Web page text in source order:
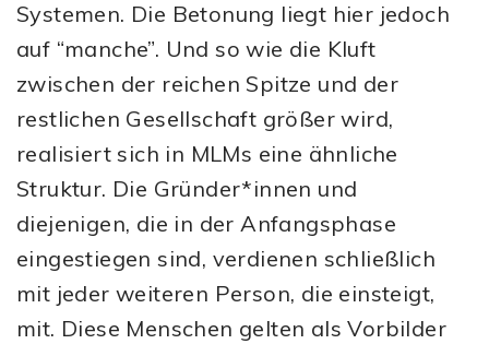
Systemen. Die Betonung liegt hier jedoch
auf “manche”. Und so wie die Kluft
zwischen der reichen Spitze und der
restlichen Gesellschaft größer wird,
realisiert sich in MLMs eine ähnliche
Struktur. Die Gründer*innen und
diejenigen, die in der Anfangsphase
eingestiegen sind, verdienen schließlich
mit jeder weiteren Person, die einsteigt,
mit. Diese Menschen gelten als Vorbilder